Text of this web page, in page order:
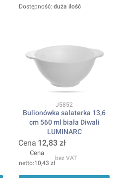
Dostępność: duża ilość
Kod produktu
J5852
Bulionówka salaterka 13,6
cm 560 ml biała Diwali
LUMINARC
Cena 12,83 zł
Cena
10,43 zł
bez VAT